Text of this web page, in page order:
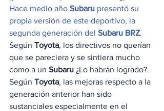
Hace medio año Subaru presentó su
propia versión de este deportivo, la
segunda generación del Subaru BRZ.
Según Toyota, los directivos no querían
que se pareciera y se sintiera mucho
como a un Subaru ¿Lo habrán logrado?.
Según Toyota, las mejoras respecto a la
generación anterior han sido
sustanciales especialmente en el